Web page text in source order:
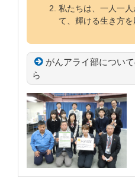
私たちは、一人一
て、輝ける生き方を
がんアライ部につい
ら